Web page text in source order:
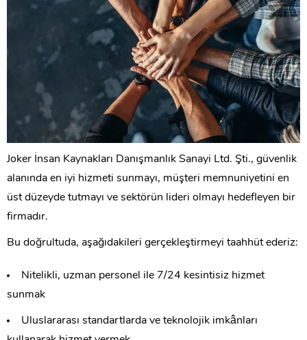
Joker İnsan Kaynakları Danışmanlık Sanayi Ltd. Şti., güvenlik
alanında en iyi hizmeti sunmayı, müşteri memnuniyetini en
üst düzeyde tutmayı ve sektörün lideri olmayı hedefleyen bir
firmadır.
Bu doğrultuda, aşağıdakileri gerçekleştirmeyi taahhüt ederiz:
Nitelikli, uzman personel ile 7/24 kesintisiz hizmet
sunmak
Uluslararası standartlarda ve teknolojik imkânları